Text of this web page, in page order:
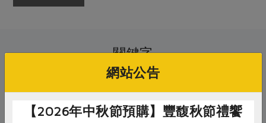
關鍵字
# 素食 # 黑芝麻 # 飲品 # 沖調粉
網站公告
【2026年中秋節預購】豐馥秋節禮饗